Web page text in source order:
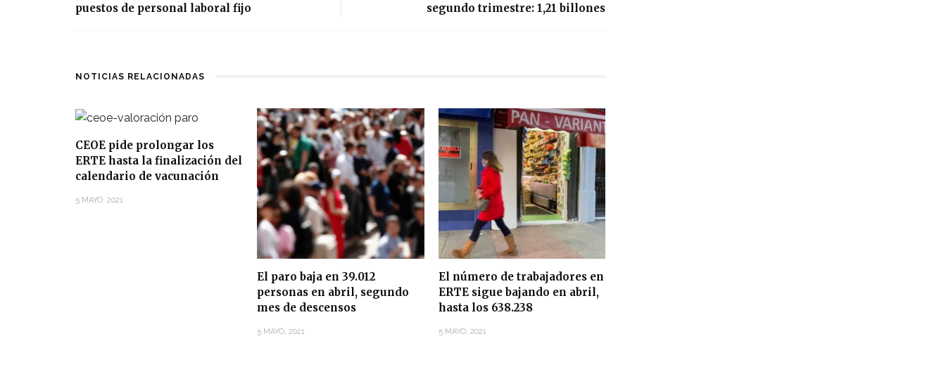
puestos de personal laboral fijo
segundo trimestre: 1,21 billones
NOTICIAS RELACIONADAS
CEOE pide prolongar los
ERTE hasta la finalización del
calendario de vacunación
5 MAYO, 2021
El paro baja en 39.012
personas en abril, segundo
mes de descensos
5 MAYO, 2021
El número de trabajadores en
ERTE sigue bajando en abril,
hasta los 638.238
5 MAYO, 2021